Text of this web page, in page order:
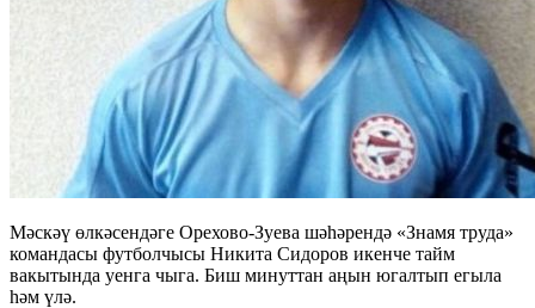
Мәскәү өлкәсендәге Орехово-Зуева шәһәрендә «Знамя труда»
командасы футболчысы Никита Сидоров икенче тайм
вакытында уенга чыга. Биш минуттан аңын югалтып егыла
һәм үлә.